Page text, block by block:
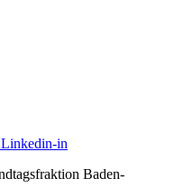
Linkedin-in